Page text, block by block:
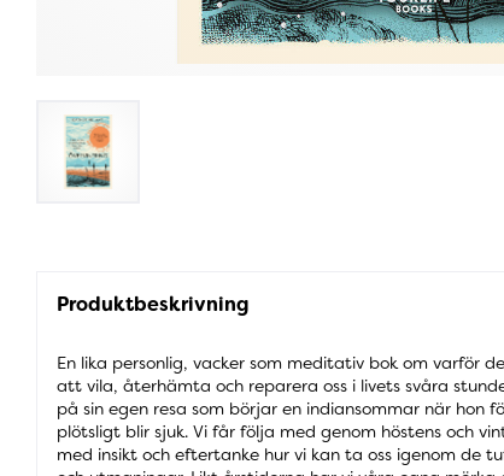
Produktbeskrivning
En lika personlig, vacker som meditativ bok om varför
att vila, återhämta och reparera oss i livets svåra
på sin egen resa som börjar en indiansommar när hon
plötsligt blir sjuk. Vi får följa med genom höstens och
med insikt och eftertanke hur vi kan ta oss igenom de